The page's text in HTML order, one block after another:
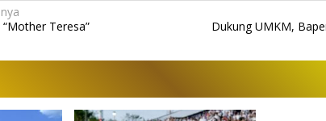
Teresa”
Dukung UMKM,